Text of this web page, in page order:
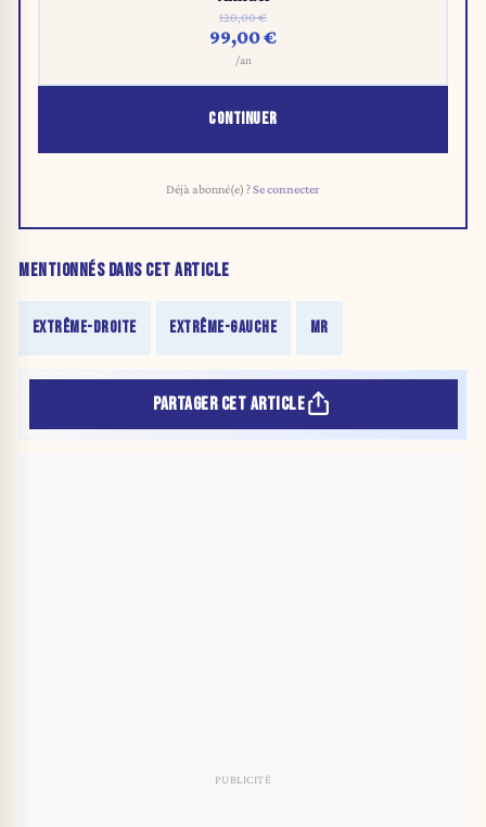
120,00 €
99,00 €
/an
CONTINUER
Déjà abonné(e) ?Se connecter
MENTIONNÉS DANS CET ARTICLE
EXTRÊME-DROITE EXTRÊME-GAUCHE MR
PARTAGER CET ARTICLE